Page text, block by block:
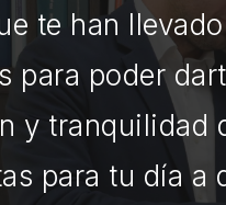
te han
para poder
y tranquilidad
para tu día a